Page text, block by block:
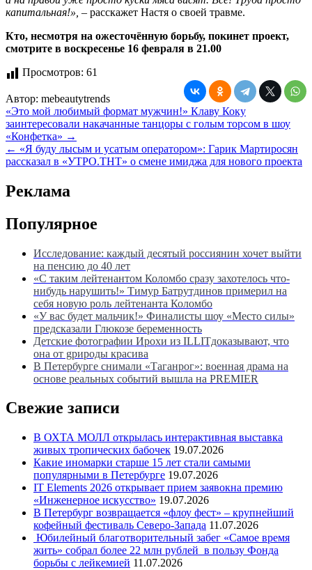
капитальная!», – расскажет Настя о своей травме.
Кто, несмотря на ожесточённую борьбу, покинет проект,
смотрите в воскресенье 16 февраля в 21.00
Просмотров: 61
Автор: mebeautytrends
Навигация
по
записям
«Это мой любимый формат мужчин!» Клаву Коку
заинтересовали накачанные танцоры с голым торсом в шоу
«Конфетка» →
← «Я буду лысым и усатым оператором»: Гарик Мартиросян
рассказал в «УТРО.ТНТ» о смене имиджа для нового проекта
Реклама
Популярное
Исследование: каждый десятый россиянин хочет выйти
на пенсию до 40 лет
«С таким лейтенантом Коломбо сразу захотелось что-
нибудь нарушить!» Тимур Батрутдинов примерил на
себя новую роль лейтенанта Коломбо
«У вас будет мальчик!» Финалисты шоу «Место силы»
предсказали Глюкозе беременность
Детские фотографии Ирохи из ILLITдоказывают, что
она от gрироды красива
В Петербурге снимали «Таганрог»: военная драма на
основе реальных событий вышла на PREMIER
Свежие записи
В ОХТА МОЛЛ открылась интерактивная выставка
живых тропических бабочек 19.07.2026
Какие иномарки старше 15 лет стали самыми
популярными в Петербурге 19.07.2026
IT Elements 2026 открывает прием заявокна премию
«Инженерное искусство» 19.07.2026
В Петербург возвращается «флоу фест» – крупнейший
кофейный фестиваль Северо-Запада 11.07.2026
Юбилейный благотворительный забег «Самое время
жить» собрал более 22 млн рублей в пользу Фонда
борьбы с лейкемией 11.07.2026